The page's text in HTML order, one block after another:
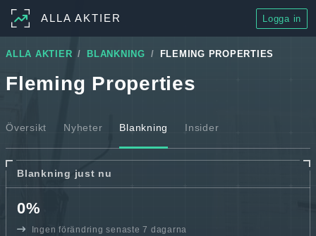
ALLA AKTIER Logga in
ALLA AKTIER BLANKNING FLEMING PROPERTIES
Fleming Properties
Översikt Nyheter Blankning Insider
Blankning just nu
0%
Ingen förändring senaste 7 dagarna